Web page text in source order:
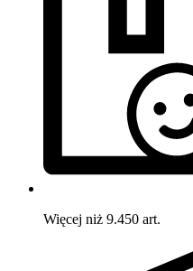
Więcej niż 9.450 art.